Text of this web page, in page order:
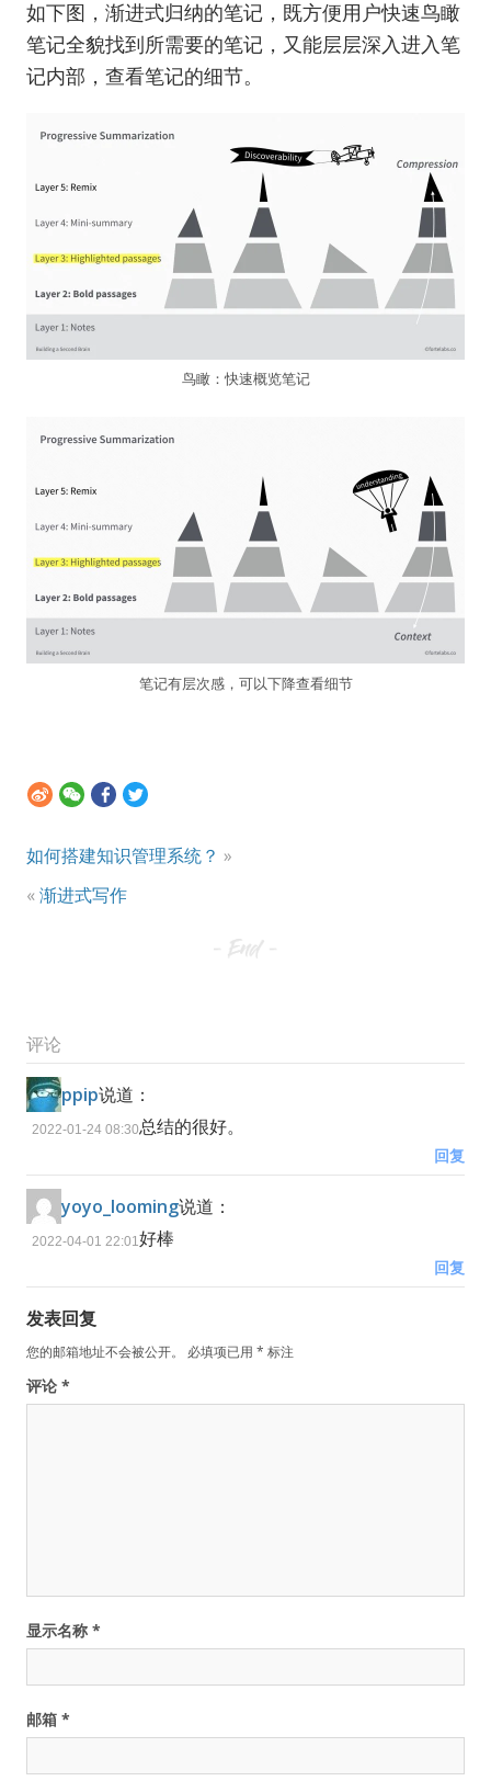
如下图，渐进式归纳的笔记，既方便用户快速鸟瞰
笔记全貌找到所需要的笔记，又能层层深入进入笔
记内部，查看笔记的细节。
鸟瞰：快速概览笔记
笔记有层次感，可以下降查看细节
如何搭建知识管理系统？ »
«渐进式写作
评论
ppip说道：
2022-01-24 08:30总结的很好。
回复
yoyo_looming说道：
2022-04-01 22:01好棒
回复
发表回复
您的邮箱地址不会被公开。 必填项已用 * 标注
评论 *
显示名称 *
邮箱 *